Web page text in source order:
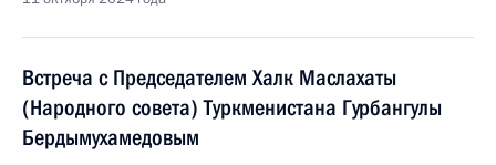
Встреча с Председателем Халк Маслахаты
(Народного совета) Туркменистана Гурбангулы
Бердымухамедовым